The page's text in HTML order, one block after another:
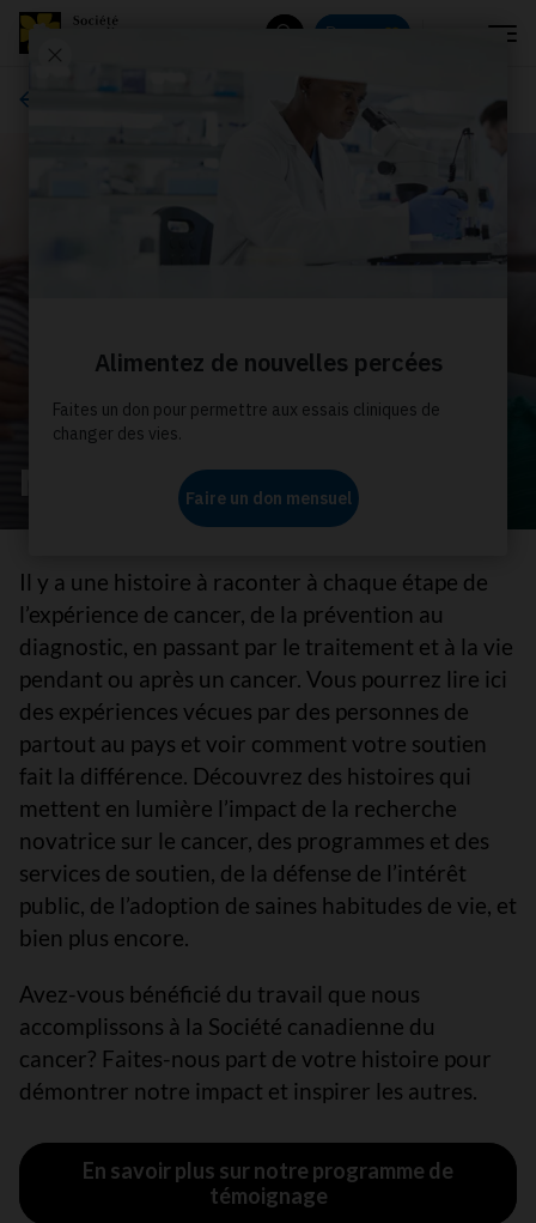
Donnez
Nos histoires
Il y a une histoire à raconter à chaque étape de
l’expérience de cancer, de la prévention au
diagnostic, en passant par le traitement et à la vie
pendant ou après un cancer. Vous pourrez lire ici
des expériences vécues par des personnes de
partout au pays et voir comment votre soutien
fait la différence. Découvrez des histoires qui
mettent en lumière l’impact de la recherche
novatrice sur le cancer, des programmes et des
services de soutien, de la défense de l’intérêt
public, de l’adoption de saines habitudes de vie, et
bien plus encore.
Avez-vous bénéficié du travail que nous
accomplissons à la Société canadienne du
cancer? Faites-nous part de votre histoire pour
démontrer notre impact et inspirer les autres.
En savoir plus sur notre programme de
témoignage